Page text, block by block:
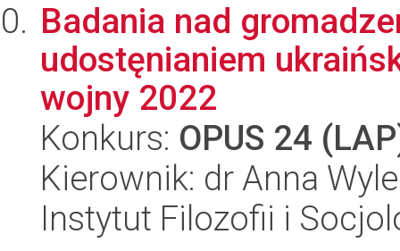
Badania nad
udostęnianiem
wojny 2022
Konkurs: OPUS 24
Kierownik: dr Anna
Instytut Filozofii i